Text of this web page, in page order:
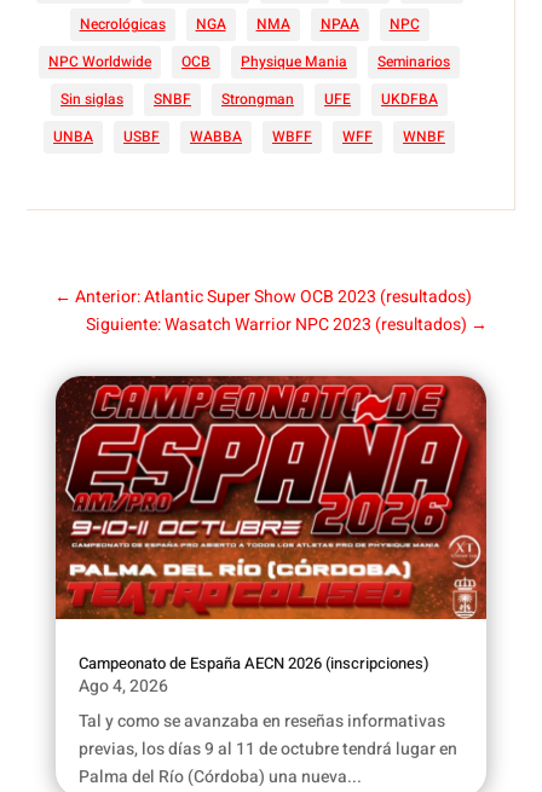
Necrológicas
NGA NMA NPAA
NPC
NPC Worldwide
OCB Physique Mania
Seminarios
Sin siglas
SNBF Strongman UFE
UKDFBA
UNBA
USBF WABBA WBFF WFF WNBF
← Anterior: Atlantic Super Show OCB 2023 (resultados)
Siguiente: Wasatch Warrior NPC 2023 (resultados) →
Campeonato de España AECN 2026 (inscripciones)
Ago 4, 2026
Tal y como se avanzaba en reseñas informativas
previas, los días 9 al 11 de octubre tendrá lugar en
Palma del Río (Córdoba) una nueva...